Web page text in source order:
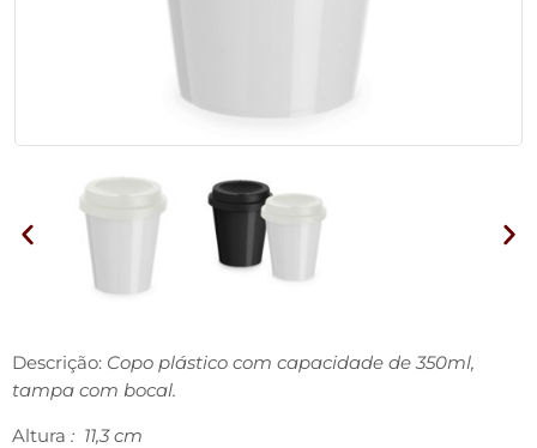
Descrição: Copo plástico com capacidade de 350ml,
tampa com bocal.
Altura : 11,3 cm